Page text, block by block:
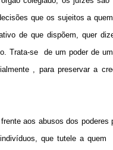
que os sujeitos a
de que dispõem, quer
Trata-se
de um poder de
, para preservar a
aos abusos dos poderes
que tutele a quem